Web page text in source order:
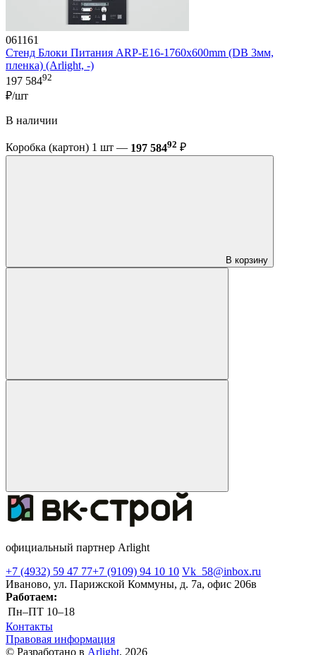
061161
Стенд Блоки Питания ARP-E16-1760x600mm (DB 3мм,
пленка) (Arlight, -)
197 58492
₽/шт
В наличии
Коробка (картон) 1 шт — 197 58492 ₽
В корзину
официальный партнер Arlight
+7 (4932) 59 47 77+7 (9109) 94 10 10 Vk_58@inbox.ru
Иваново, ул. Парижской Коммуны, д. 7а, офис 206в
Работаем:
Пн–ПТ 10–18
Контакты
Правовая информация
© Разработано в Arlight, 2026